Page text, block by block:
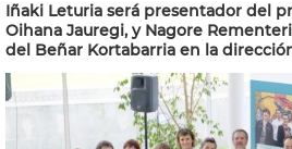
Iñaki Leturia será presentador del
Oihana Jauregi, y Nagore
del Beñar Kortabarria en la